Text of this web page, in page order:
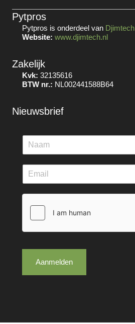
Pytpros
Pytpros is onderdeel van Djimtech
Website: www.djimtech.nl
Zakelijk
Kvk: 32135616
BTW nr.: NL002441588B64
Nieuwsbrief
Aanmelden